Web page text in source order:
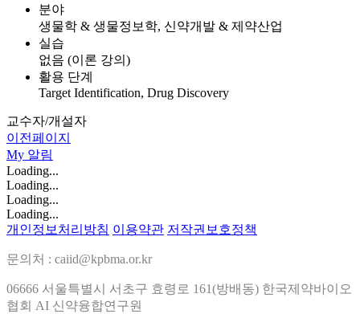
분야
생물학 & 생물정보학, 신약개발 & 제약산업
실습
없음 (이론 강의)
활용 단계
Target Identification, Drug Discovery
교수자/개설자
이전페이지
My 알림
Loading...
Loading...
Loading...
Loading...
개인정보처리방침 이용약관 저작권보호정책
문의처 : caiid@kpbma.or.kr
06666 서울특별시 서초구 효령로 161(방배동) 한국제약바이오
협회 AI 신약융합연구원